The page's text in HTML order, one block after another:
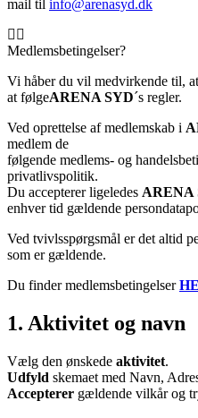
mail til info@arenasyd.dk
Medlemsbetingelser?
Vi håber du vil medvirkende til,
at følgeARENA SYD´s regler.
Ved oprettelse af medlemskab i
medlem de
følgende medlems- og
privatlivspolitik.
Du accepterer ligeledes ARENA
enhver tid gældende
Ved tvivlsspørgsmål er det altid
som er gældende.
Du finder medlemsbetingelser
1. Aktivitet og navn
Vælg den ønskede aktivitet.
Udfyld skemaet med Navn,
Accepterer gældende vilkår og